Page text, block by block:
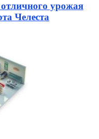
урожая
Челеста